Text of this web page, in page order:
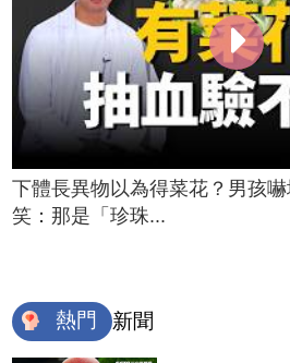
下體長異物以為得菜花？男孩
笑：那是「珍珠...
熱門 新聞